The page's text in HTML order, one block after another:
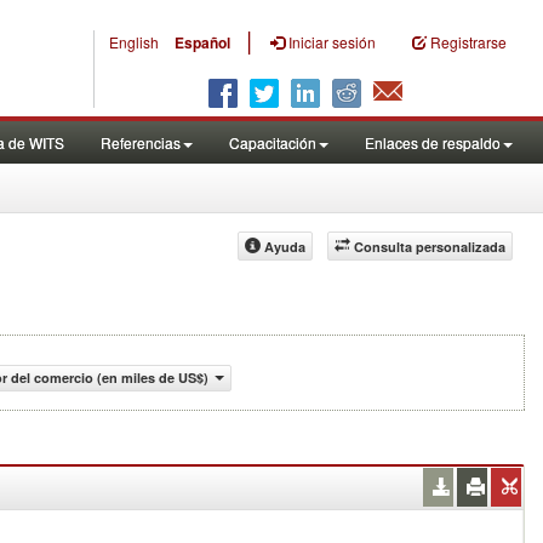
English Español | Iniciar sesión Registrarse
de WITS Referencias Capacitación Enlaces de respaldo
Consulta personalizada
Ayuda
del comercio (en miles de US$)